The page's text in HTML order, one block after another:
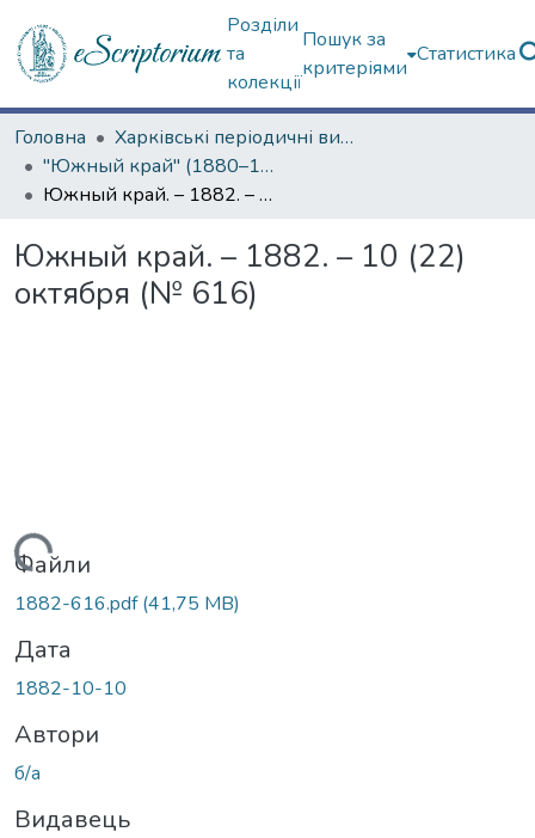
Розділи
та
колекції
Пошук за
критеріями
Статистика
Головна
Харківські періодичні видання
"Южный край" (1880–1919 гг.)
Южный край. – 1882. – 10 (22) октября (№ 616)
Южный край. – 1882. – 10 (22)
октября (№ 616)
Вантажиться...
Файли
1882-616.pdf(41,75 MB)
Дата
1882-10-10
Автори
б/а
Видавець